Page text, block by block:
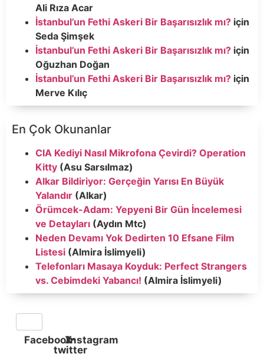
Ali Rıza Acar
İstanbul’un Fethi Askeri Bir Başarısızlık mı? için
Seda Şimşek
İstanbul’un Fethi Askeri Bir Başarısızlık mı? için
Oğuzhan Doğan
İstanbul’un Fethi Askeri Bir Başarısızlık mı? için
Merve Kılıç
En Çok Okunanlar
CIA Kediyi Nasıl Mikrofona Çevirdi? Operation
Kitty (Asu Sarsılmaz)
Alkar Bildiriyor: Gerçeğin Yarısı En Büyük
Yalandır (Alkar)
Örümcek-Adam: Yepyeni Bir Gün İncelemesi
ve Detayları (Aydın Mtc)
Neden Devamı Yok Dedirten 10 Efsane Film
Listesi (Almira İslimyeli)
Telefonları Masaya Koyduk: Perfect Strangers
vs. Cebimdeki Yabancı! (Almira İslimyeli)
Facebook
X-
twitter
Instagram